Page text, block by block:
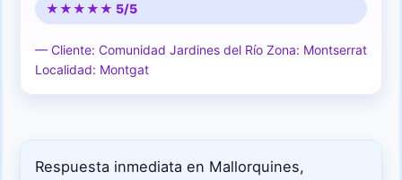
★★★★★ 5/5
— Cliente: Comunidad Jardines del Río Zona: Montserrat
Localidad: Montgat
Respuesta inmediata en Mallorquines,